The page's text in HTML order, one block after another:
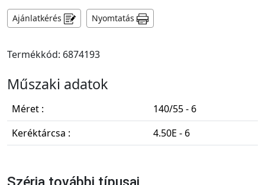
Ajánlatkérés Nyomtatás
Termékkód: 6874193
Műszaki adatok
Méret :
140/55 - 6
Keréktárcsa :
4.50E - 6